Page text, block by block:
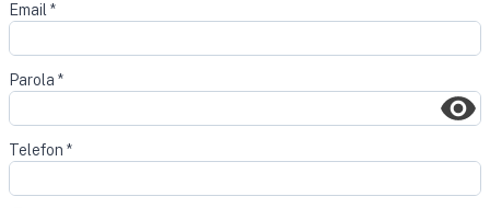
Email *
Parola *
Telefon *